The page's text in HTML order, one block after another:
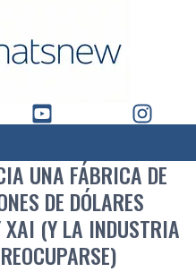
UNA FÁBRICA DE
DE DÓLARES
XAI (Y LA INDUSTRIA